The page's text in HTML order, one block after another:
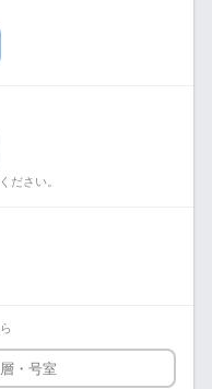
ださい。